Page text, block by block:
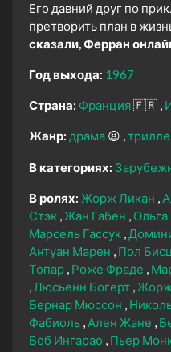
Его давний друг по
претворить план в
сказали, Ферран
Год выхода: 1967
Страна: Франция🇫🇷
Жанр: драма 😫
В категориях:
В ролях: Жорж Ликан
Стэк Жан Габен
Марсель Гассук
Антуан Марен
Пол
Топар Роже Фраде
Люсьенн Богерт
Бернар Мюссон
Фабиоль Ален Жане
Боб Ингарао
Пьер